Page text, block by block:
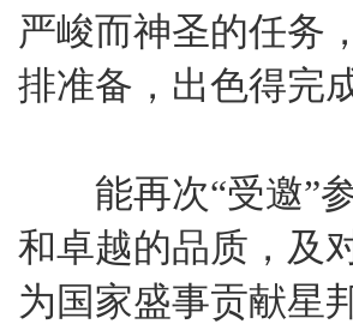
严峻而神圣的任务
排准备，出色得完
能再次“受邀”参
和卓越的品质，及
为国家盛事贡献星